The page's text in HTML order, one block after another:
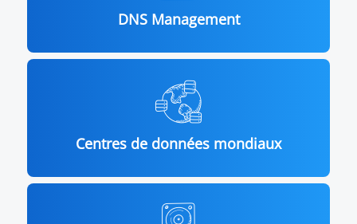
DNS Management
Centres de données mondiaux